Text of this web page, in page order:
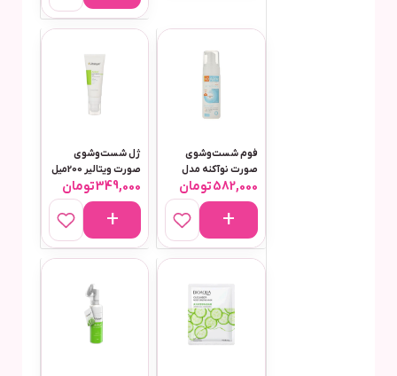
فوم شست‌وشوی
صورت نوآکنه مدل
Anti Acne حجم 150
میلی‌لیتر
582,000تومان
ژل شست‌وشوی
صورت ویتالیر 200میل
مناسب پوست های
چرب و مختلط مدل
اکتیویت
349,000تومان